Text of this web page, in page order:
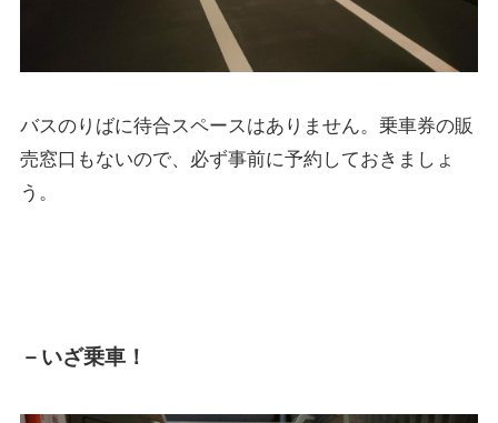
バスのりばに待合スペースはありません。乗車券の販
売窓口もないので、必ず事前に予約しておきましょ
う。
－いざ乗車！